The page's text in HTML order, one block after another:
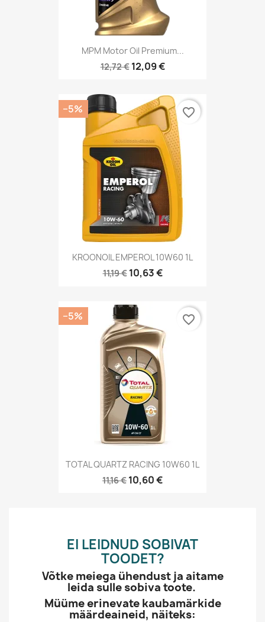
MPM Motor Oil Premium...
12,72 € 12,09 €
KROONOIL EMPEROL 10W60 1L
11,19 € 10,63 €
−5% favorite_border
TOTAL QUARTZ RACING 10W60 1L
11,16 € 10,60 €
−5% favorite_border
EI LEIDNUD SOBIVAT
TOODET?
Võtke meiega ühendust ja aitame
leida sulle sobiva toote.
Müüme erinevate kaubamärkide
määrdeaineid, näiteks: